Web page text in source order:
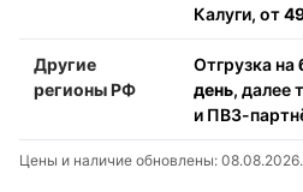
Калуги, от
Другие
регионы РФ
Отгрузка на
день, далее
и ПВЗ-
Цены и наличие обновлены: 08.08.2026.